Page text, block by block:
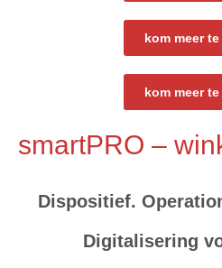
kom meer
kom meer
smartPRO –
Dispositief.
Digitalisering